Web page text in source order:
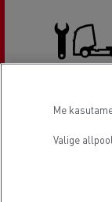
Truck service
Me
Valige